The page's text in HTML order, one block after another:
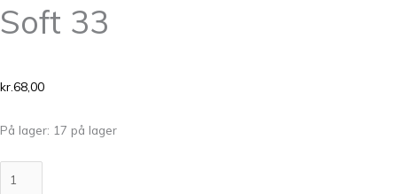
Soft 33
kr.68,00
På lager: 17 på lager